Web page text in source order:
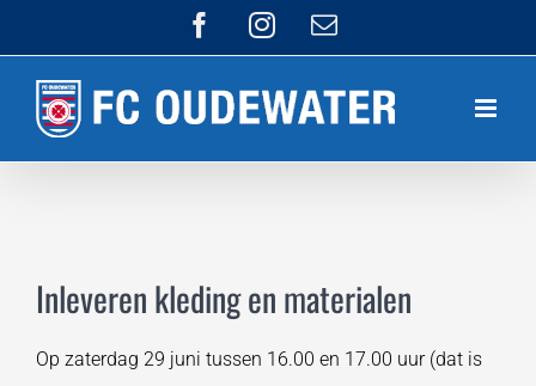
naar
inhoud
FacebookInstagram
E-
mail
Inleveren kleding en materialen
Op zaterdag 29 juni tussen 16.00 en 17.00 uur (dat is